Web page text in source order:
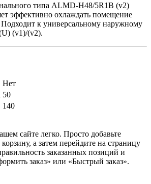
типа ALMD-H48/5R1B (v2)
эффективно охлаждать помещение
к универсальному наружному
(v1)/(v2).
Нет
50
140
сайте легко. Просто добавьте
а затем перейдите на страницу
заказанных позиций и
заказ» или «Быстрый заказ».